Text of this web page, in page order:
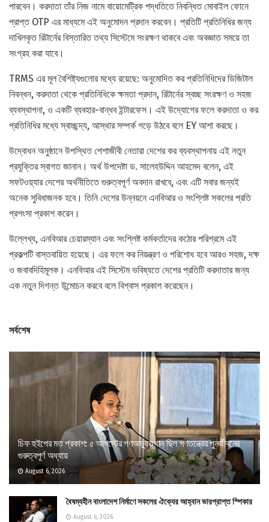
পারবেন। করদাতা তাঁর নিজ নামে বায়োমেট্রিক পদ্ধতিতে নিবন্ধিত মোবাইল ফোনে
প্রাপ্ত OTP এর মাধ্যমে এই অনুমোদন প্রদান করবেন। প্রতিটি প্রতিনিধির জন্য
দাখিলকৃত রিটার্নের বিস্তারিত তথ্য সিস্টেমে সংরক্ষণ থাকবে এবং অবজ্ঞাত সময়ে তা
সংগ্রহ করা যাবে।
TRMS এর মূল বৈশিষ্ট্যগুলোর মধ্যে রয়েছে: অনুমোদিত কর প্রতিনিধিদের ডিজিটাল
নিবন্ধন, করদাতা থেকে প্রতিনিধিকে ক্ষমতা প্রদান, রিটার্নের স্বচ্ছ সংরক্ষণ ও সহজ
ব্যবস্থাপনা, ও একটি ব্যবহার-বান্ধব ইন্টারফেস। এই উদ্যোগের ফলে করদাতা ও কর
প্রতিনিধির মধ্যে স্বাচ্ছন্দ্য, আস্থার সম্পর্ক গড়ে উঠবে বলে EY আশা করছে।
উদ্বোধন অনুষ্ঠানে উপস্থিত পেশাজীবী নেতারা দেশের কর ব্যবস্থাপনায় এই নতুন
প্রযুক্তির স্বাগত জানান। অর্থ উপদেষ্টা ড. সালেহউদ্দিন আহমেদ বলেন, এই
সফটওয়্যার দেশের অর্থনীতিতে গুরুত্বপূর্ণ অবদান রাখবে, এবং এটি সবার জন্যই
অনেক সুবিধাজনক হবে। তিনি দেশের উন্নয়নে এনবিআর ও সংশ্লিষ্ট সকলের প্রতি
প্রশংসা প্রকাশ করেন।
উল্লেখ্য, এনবিআর চেয়ারম্যান এবং সংশ্লিষ্ট কর্মকর্তাদের কঠোর পরিশ্রমে এই
প্রকল্পটি বাস্তবায়িত হয়েছে। এর ফলে কর নিয়ন্ত্রণ ও পরিশোধ হবে আরও সহজ, দক্ষ
ও জবাবদিহিমূলক। এনবিআর এই সিস্টেম ভবিষ্যতে দেশের প্রতিটি করদাতার জন্য
এক নতুন দিগন্ত উন্মোচন করবে বলে বিশ্বাস প্রকাশ করেছেন।
সর্বশেষ
চিফ হুইপের মত প্রকাশ: ৫ আগস্টের গণঅভ্যুত্থান ছিল গণতন্ত্রের পুনর্জীবনের
গুরুত্বপূর্ণ অধ্যায়
August 6, 2026
বৈষম্যহীন বাংলাদেশ নির্মাণে সকলের ঐক্যের আহ্বান ভারপ্রাপ্ত স্পিকার
August 6, 2026